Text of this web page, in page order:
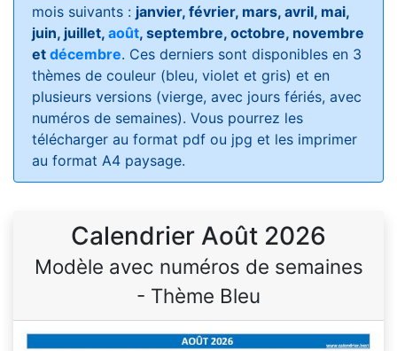
mois suivants : janvier, février, mars, avril, mai,
juin, juillet, août, septembre, octobre, novembre
et décembre. Ces derniers sont disponibles en 3
thèmes de couleur (bleu, violet et gris) et en
plusieurs versions (vierge, avec jours fériés, avec
numéros de semaines). Vous pourrez les
télécharger au format pdf ou jpg et les imprimer
au format A4 paysage.
Calendrier Août 2026
Modèle avec numéros de semaines
- Thème Bleu